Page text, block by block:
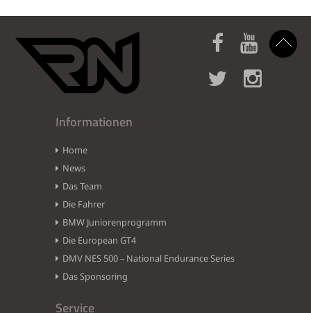
Informationen
Home
News
Das Team
Die Fahrer
BMW Juniorenprogramm
Die European GT4
DMV NES 500 – National Endurance Series
Das Sponsoring
Service